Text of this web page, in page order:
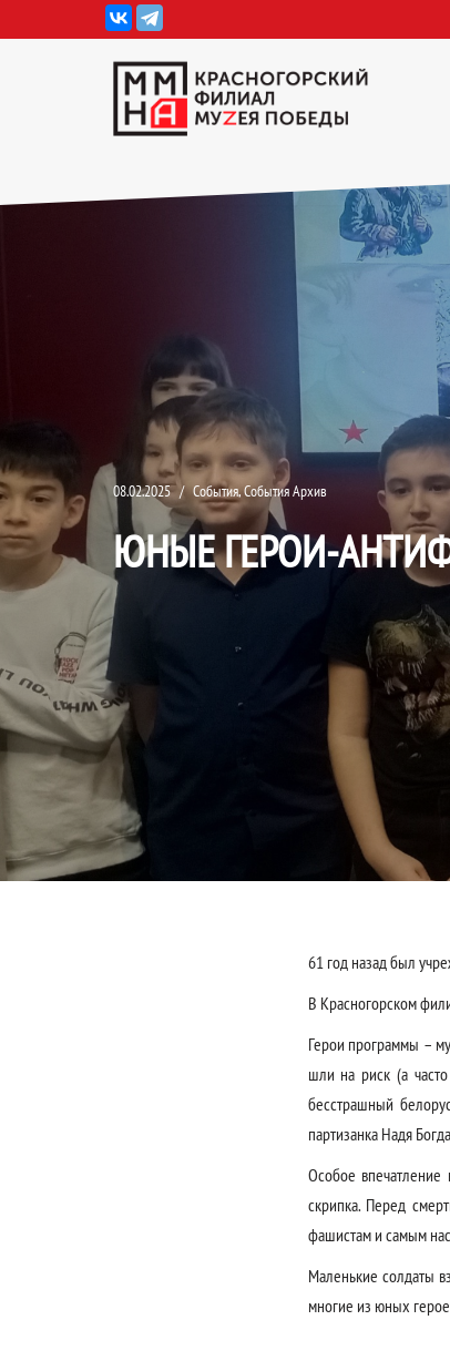
08.02.2025 События,События Архив
ЮНЫЕ ГЕРОИ-
61 год назад был
В Красногорском
Герои программы –
шли на риск (а
бесстрашный
партизанка Надя
Особое
скрипка. Перед
фашистам и самым
Маленькие солдаты
многие из юных